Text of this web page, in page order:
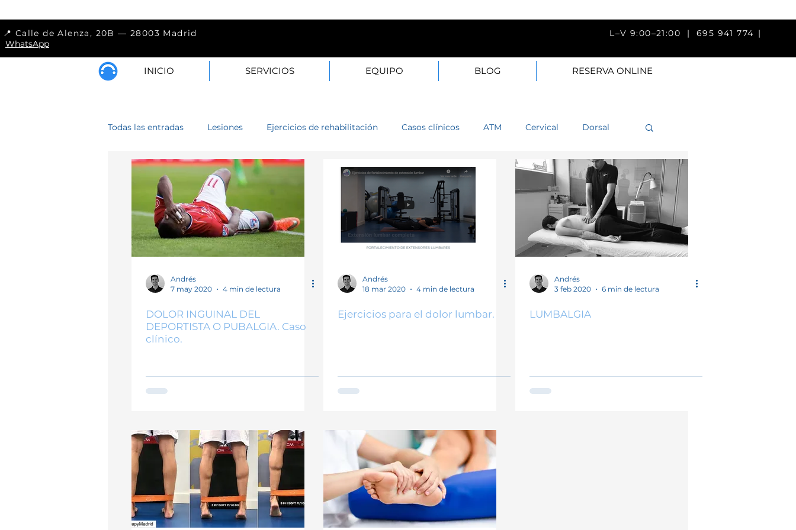
📍 Calle de Alenza, 20B — 28003 Madrid L–V 9:00–21:00 |695 941 774 |
WhatsApp
INICIO SERVICIOS EQUIPO BLOG RESERVA ONLINE
Todas las entradas Lesiones Ejercicios de rehabilitación Casos clínicos ATM Cervical Dorsal
Lumbar Hombro Codo Cadera Rodilla Tobillo Cabeza Brazo
Antebrazo Muslo Pierna Pie Espalda Técnicas fisioterapia Fisioterapia
Andrés
7 may 2020
4 min de lectura
DOLOR INGUINAL DEL
DEPORTISTA O PUBALGIA. Caso
clínico.
Andrés
18 mar 2020
4 min de lectura
Ejercicios para el dolor lumbar.
Andrés
3 feb 2020
6 min de lectura
LUMBALGIA